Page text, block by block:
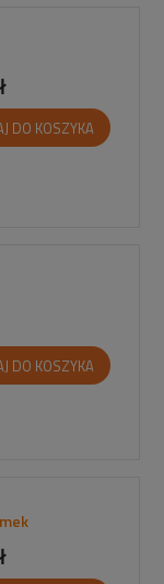
DO KOSZYKA
DO KOSZYKA